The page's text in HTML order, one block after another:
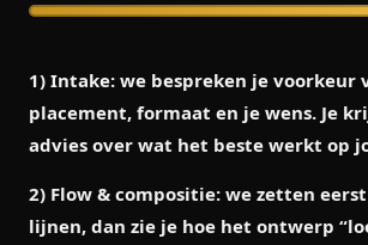
1) Intake: we bespreken je voorkeur
placement, formaat en je wens. Je
advies over wat het beste werkt op
2) Flow & compositie: we zetten
lijnen, dan zie je hoe het ontwerp